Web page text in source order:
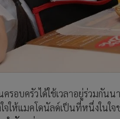
รอบครัวได้ใช้เวลาอยู่ร่วมกั
ให้แมคโดนัลด์เป็นที่หนึ่งในใจ